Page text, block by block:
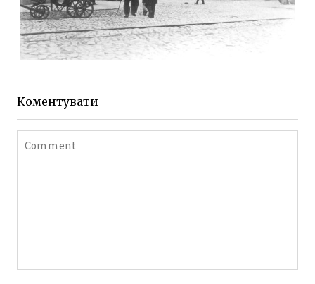
ЖИТОМИР МИХАЙЛІВСЬКА 1903 РОКУ
Коментувати